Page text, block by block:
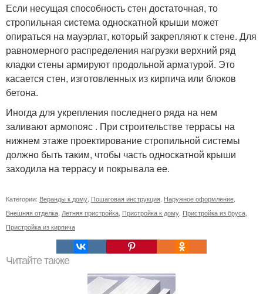
Если несущая способность стен достаточная, то
стропильная система односкатной крыши может
опираться на мауэрлат, который закрепляют к стене. Для
равномерного распределения нагрузки верхний ряд
кладки стены армируют продольной арматурой. Это
касается стен, изготовленных из кирпича или блоков
бетона.
Иногда для укрепления последнего ряда на нем
заливают армопояс . При строительстве террасы на
нижнем этаже проектирование стропильной системы
должно быть таким, чтобы часть односкатной крыши
заходила на террасу и покрывала ее.
Категории: Веранды к дому Пошаговая инструкция Наружное оформление
Внешняя отделка Летняя пристройка Пристройка к дому Пристройка из бруса
Пристройка из кирпича
Читайте также